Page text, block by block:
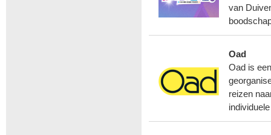
van
Oad
Oad is
reizen